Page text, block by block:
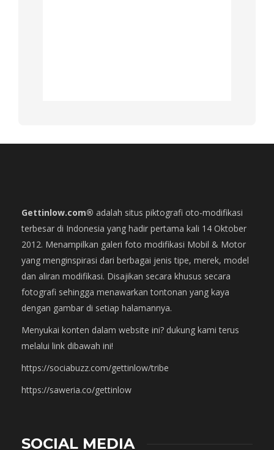
Gettinlow.com® adalah situs piktografi oto-modifikasi
terbesar di Indonesia yang hadir pertama kali 14 Oktober
2012. Menampilkan galeri foto modifikasi Mobil & Motor
yang menginspirasi dari berbagai jenis tipe, merek, model
dan aliran modifikasi. Disajikan secara khusus secara
fotografi sehingga menawarkan tontonan yang kaya
dengan gambar di setiap halamannya.
Menyukai konten dalam website ini? dukung kami terus
melalui link dibawah ini!
https://sociabuzz.com/gettinlow/tribe
https://saweria.co/gettinlow
SOCIAL MEDIA